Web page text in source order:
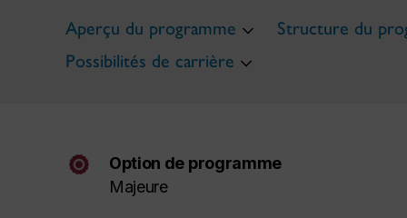
Aperçu du programme Structure du
Possibilités de carrière
Option de programme
Majeure